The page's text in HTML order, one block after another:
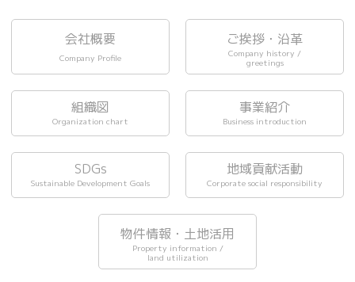
会社概要
Company Profile
ご挨拶・沿革
Company history /
greetings
組織図
Organization chart
事業紹介
Business introduction
SDGs
Sustainable Development Goals
地域貢献活動
Corporate social responsibility
物件情報・土地活用
Property information /
land utilization